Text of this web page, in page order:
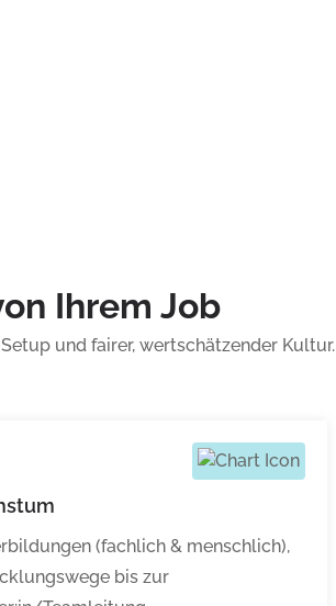
Ihrem Job
und fairer, wertschätzender Kultur.
(fachlich & menschlich),
bis zur